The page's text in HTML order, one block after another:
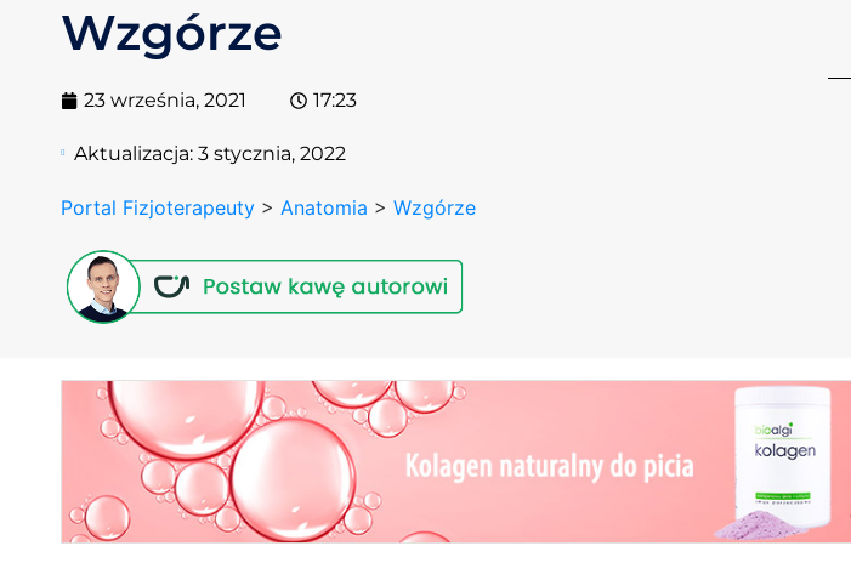
Wzgórze
23 września, 2021 17:23
Aktualizacja:3 stycznia, 2022
Portal Fizjoterapeuty > Anatomia >Wzgórze